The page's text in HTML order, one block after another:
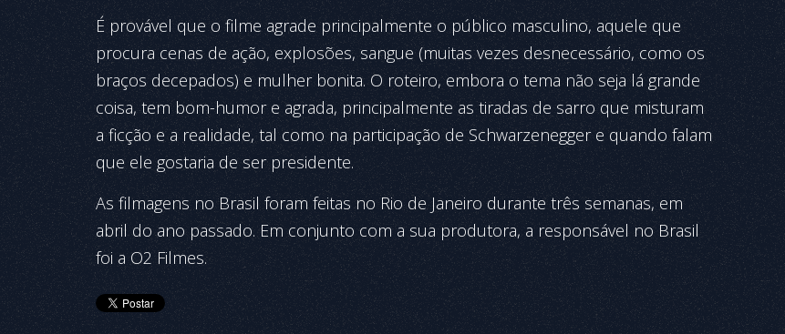
É provável que o filme agrade principalmente o público masculino, aquele que
procura cenas de ação, explosões, sangue (muitas vezes desnecessário, como os
braços decepados) e mulher bonita. O roteiro, embora o tema não seja lá grande
coisa, tem bom-humor e agrada, principalmente as tiradas de sarro que misturam
a ficção e a rea­lidade, tal como na participação de Schwarzenegger e quando falam
que ele gostaria de ser presidente.
As filmagens no Brasil foram feitas no Rio de Janeiro durante três semanas, em
abril do ano passado. Em conjunto com a sua produtora, a responsável no Brasil
foi a O2 Filmes.